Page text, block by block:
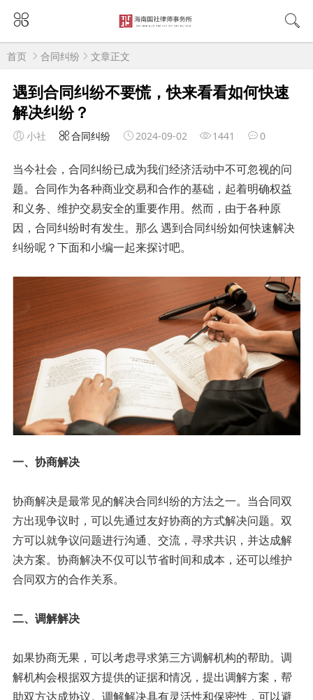
首页 合同纠纷 文章正文
遇到合同纠纷不要慌，快来看看如何快速
解决纠纷？
小社 合同纠纷 2024-09-02 1441 0
当今社会，合同纠纷已成为我们经济活动中不可忽视的问
题。合同作为各种商业交易和合作的基础，起着明确权益
和义务、维护交易安全的重要作用。然而，由于各种原
因，合同纠纷时有发生。那么 遇到合同纠纷如何快速解决
纠纷呢？下面和小编一起来探讨吧。
一、协商解决
协商解决是最常见的解决合同纠纷的方法之一。当合同双
方出现争议时，可以先通过友好协商的方式解决问题。双
方可以就争议问题进行沟通、交流，寻求共识，并达成解
决方案。协商解决不仅可以节省时间和成本，还可以维护
合同双方的合作关系。
二、调解解决
如果协商无果，可以考虑寻求第三方调解机构的帮助。调
解机构会根据双方提供的证据和情况，提出调解方案，帮
助双方达成协议。调解解决具有灵活性和保密性，可以避